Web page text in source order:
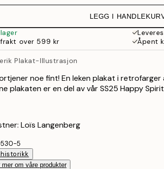
LEGG I
over 599 kr
Åpent
Plakat-Illustrasjon
noe fint! En leken plakat i retrofarger
plakaten er en del av vår SS25 Happy
Loïs Langenberg
5
om våre produkter